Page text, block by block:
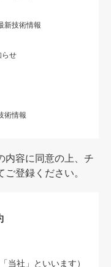
新技術情報
らせ
術情報
内容に同意の上、チ
登録ください。
当社」といいます）